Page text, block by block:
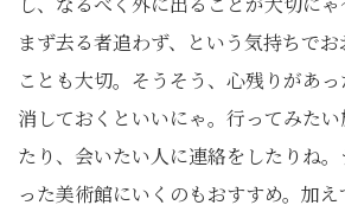
まず去る者追わず、という気持ちで
ことも大切。そうそう、心残りがあ
消しておくといいにゃ。行ってみた
たり、会いたい人に連絡をしたりね
った美術館にいくのもおすすめ。加